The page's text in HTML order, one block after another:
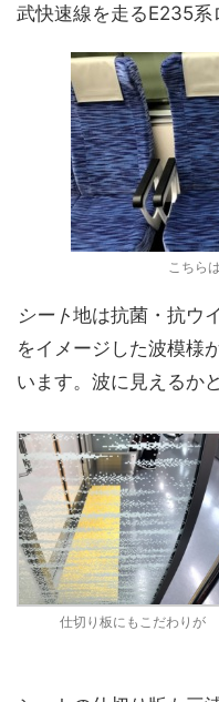
武快速線を走るE235系
こちら
シート地は抗菌・抗ウ
をイメージした波模様
います。波に見えるか
仕切り板にもこだわりが